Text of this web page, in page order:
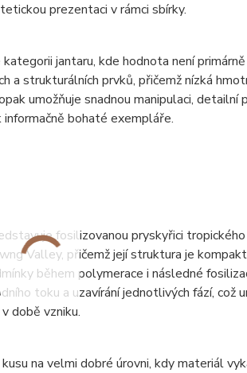
prezentaci v rámci sbírky.
jantaru, kde hodnota není
a strukturálních prvků, přičemž nízká
umožňuje snadnou manipulaci, detailní
informačně bohaté exempláře.
fosilizovanou pryskyřici
Valley, přičemž její struktura je
během polymerace i následné
toku a uzavírání jednotlivých fází, což
době vzniku.
na velmi dobré úrovni, kdy materiál